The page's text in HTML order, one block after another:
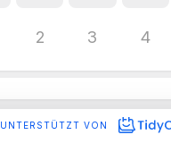
2 3 4
UNTERSTÜTZT VON